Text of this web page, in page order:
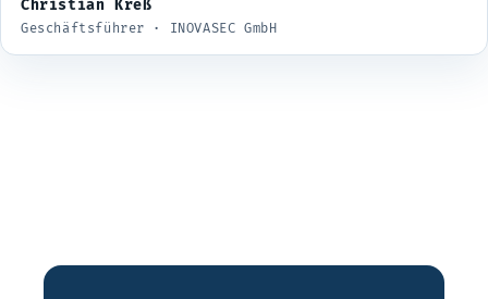
Christian Kreß
Geschäftsführer · INOVASEC GmbH